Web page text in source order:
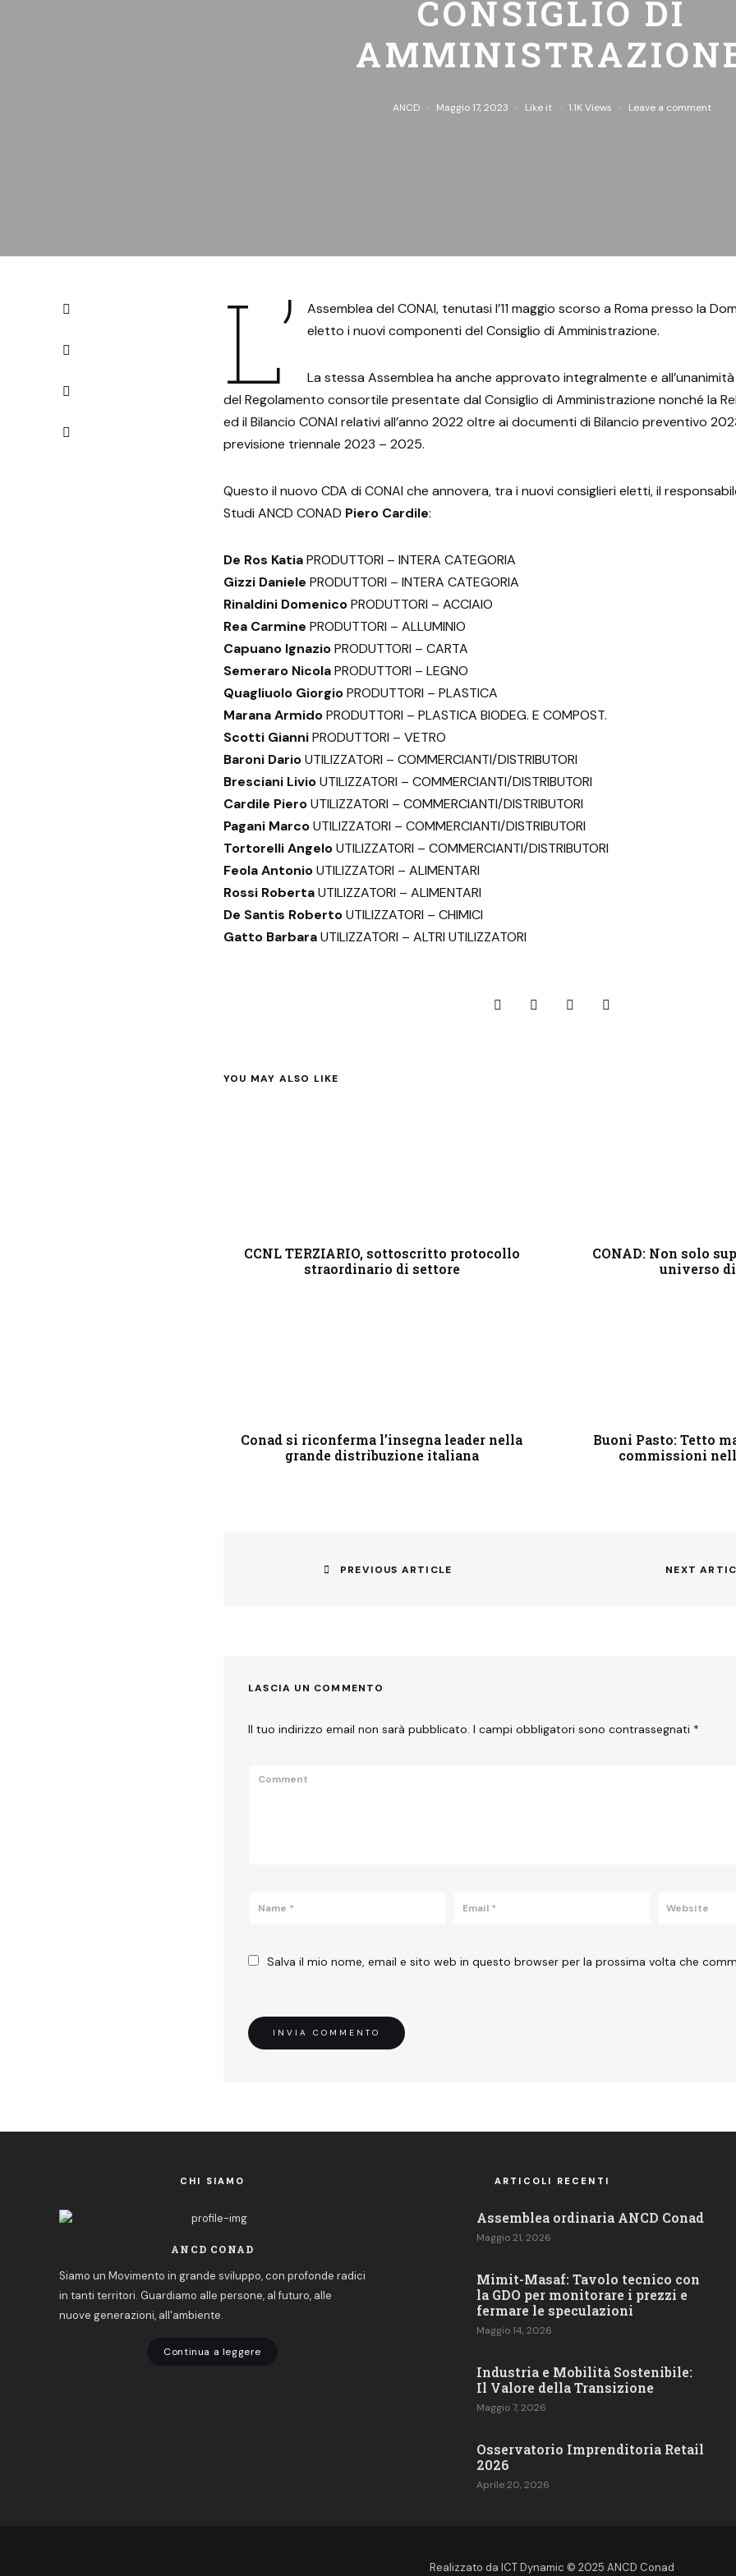
CONSIGLIO DI
ANCD Maggio 17, 2023 Like it 1.1KViews Leave a comment
L’
Assemblea del CONAI, tenutasi l’11 maggio scorso a Roma presso la
eletto i nuovi componenti del Consiglio di Amministrazione.
La stessa Assemblea ha anche approvato integralmente e
del Regolamento consortile presentate dal Consiglio di Amministrazione nonché la
ed il Bilancio CONAI relativi all’anno 2022 oltre ai documenti di Bilancio preventivo
previsione triennale 2023 – 2025.
Questo il nuovo CDA di CONAI che annovera, tra i nuovi consiglieri eletti, il
Studi ANCD CONAD Piero Cardile:
De Ros KatiaPRODUTTORI – INTERA CATEGORIA
Gizzi Daniele PRODUTTORI – INTERA CATEGORIA
Rinaldini DomenicoPRODUTTORI – ACCIAIO
Rea Carmine PRODUTTORI – ALLUMINIO
Capuano IgnazioPRODUTTORI – CARTA
Semeraro NicolaPRODUTTORI – LEGNO
Quagliuolo GiorgioPRODUTTORI – PLASTICA
Marana ArmidoPRODUTTORI – PLASTICA BIODEG. E COMPOST.
Scotti GianniPRODUTTORI – VETRO
Baroni DarioUTILIZZATORI – COMMERCIANTI/DISTRIBUTORI
Bresciani LivioUTILIZZATORI – COMMERCIANTI/DISTRIBUTORI
Cardile PieroUTILIZZATORI – COMMERCIANTI/DISTRIBUTORI
Pagani MarcoUTILIZZATORI – COMMERCIANTI/DISTRIBUTORI
Tortorelli AngeloUTILIZZATORI – COMMERCIANTI/DISTRIBUTORI
Feola AntonioUTILIZZATORI – ALIMENTARI
Rossi RobertaUTILIZZATORI – ALIMENTARI
De Santis RobertoUTILIZZATORI – CHIMICI
Gatto BarbaraUTILIZZATORI – ALTRI UTILIZZATORI
YOU MAY ALSO LIKE
CCNL TERZIARIO, sottoscritto protocollo
straordinario di settore
CONAD: Non solo
universo
Conad si riconferma l’insegna leader nella
grande distribuzione italiana
Buoni Pasto: Tetto
commissioni
PREVIOUS ARTICLE NEXT
LASCIA UN COMMENTO
Il tuo indirizzo email non sarà pubblicato. I campi obbligatori sono contrassegnati *
Salva il mio nome, email e sito web in questo browser per la prossima volta che
CHI SIAMO
ANCD CONAD
Siamo un Movimento in grande sviluppo, con profonde radici
in tanti territori. Guardiamo alle persone, al futuro, alle
nuove generazioni, all'ambiente.
Continua a leggere
ARTICOLI RECENTI
Assemblea ordinaria ANCD Conad
Maggio 21, 2026
Mimit-Masaf: Tavolo tecnico con
la GDO per monitorare i prezzi e
fermare le speculazioni
Maggio 14, 2026
Industria e Mobilità Sostenibile:
Il Valore della Transizione
Maggio 7, 2026
Osservatorio Imprenditoria Retail​
2026
Aprile 20, 2026
Realizzato da ICT Dynamic © 2025 ANCD Conad